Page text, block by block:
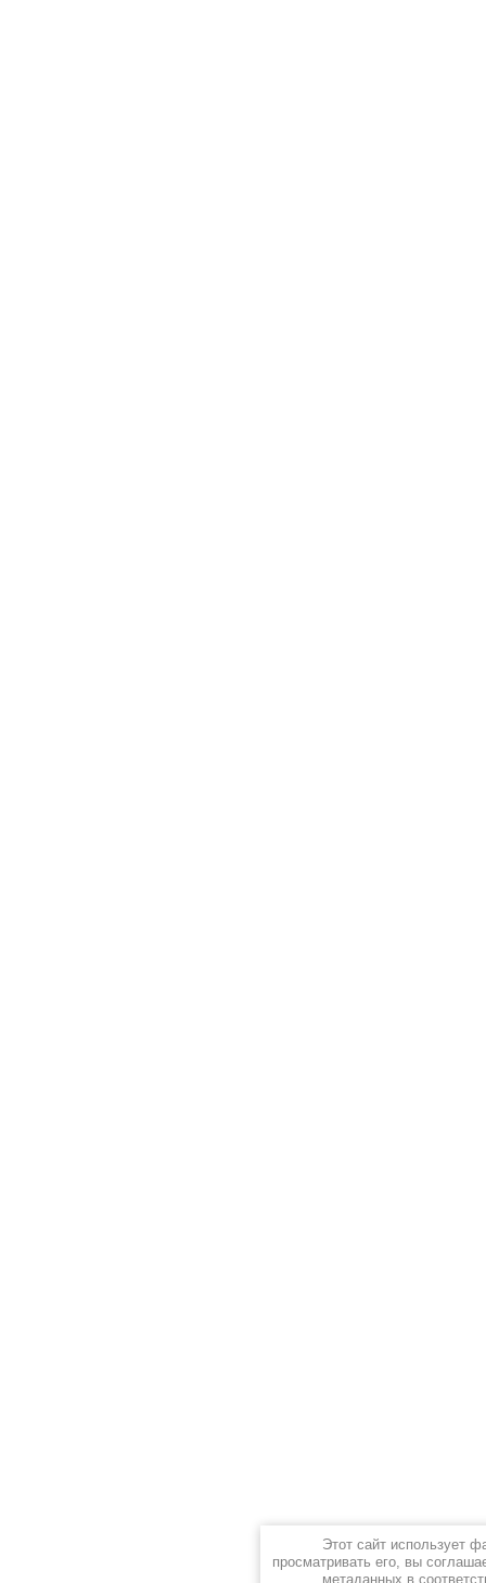
Этот сайт использует
просматривать его, вы
метаданных в